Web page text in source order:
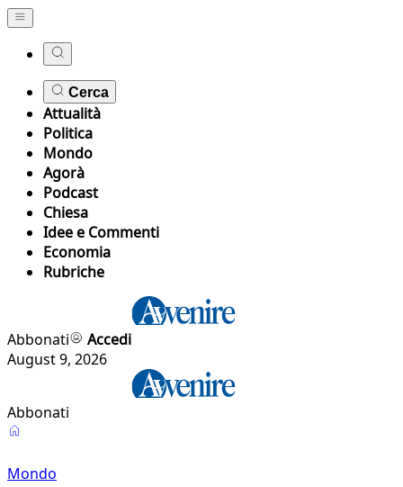
Cerca
Attualità
Politica
Mondo
Agorà
Podcast
Chiesa
Idee e Commenti
Economia
Rubriche
Abbonati
Accedi
August 9, 2026
Abbonati
Mondo